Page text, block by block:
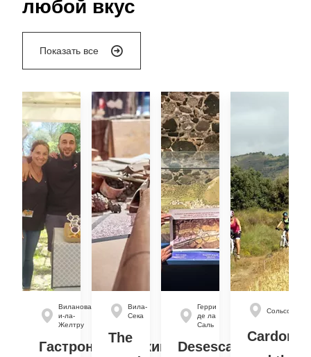
любой вкус
Показать все
Виланова-
и-ла-
Желтру
Гастрономический
Вила-
Сека
The
Герри
де ла
Саль
Desescapa’t
Сольсона
Cardona